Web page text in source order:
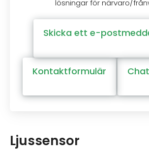
lösningar för närvaro/
Skicka ett e-
Kontaktformulär
Ljussensor